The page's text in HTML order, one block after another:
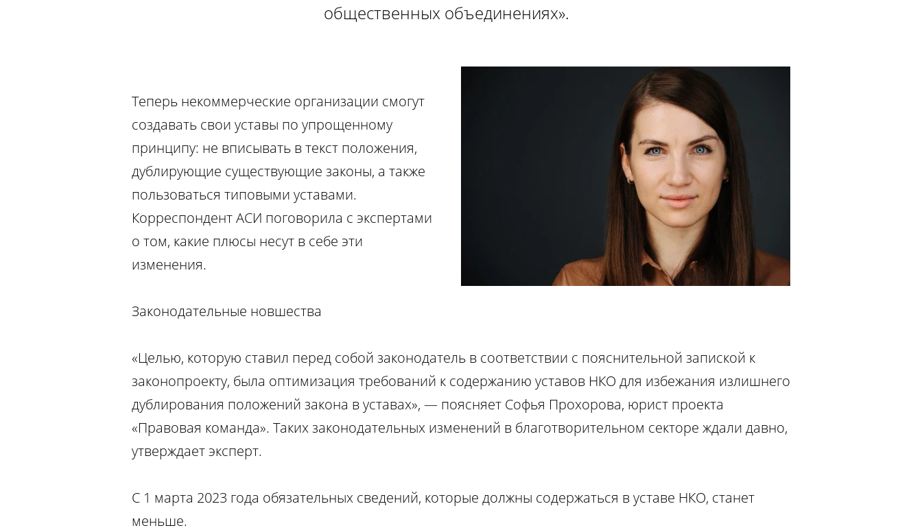
общественных объединениях».
Теперь некоммерческие организации смогут
создавать свои уставы по упрощенному
принципу: не вписывать в текст положения,
дублирующие существующие законы, а также
пользоваться типовыми уставами.
Корреспондент АСИ поговорила с экспертами
о том, какие плюсы несут в себе эти
изменения.
Законодательные новшества
«Целью, которую ставил перед собой законодатель в соответствии с пояснительной запиской к
законопроекту, была оптимизация требований к содержанию уставов НКО для избежания излишнего
дублирования положений закона в уставах», — поясняет Софья Прохорова, юрист проекта
«Правовая команда». Таких законодательных изменений в благотворительном секторе ждали давно,
утверждает эксперт.
С 1 марта 2023 года обязательных сведений, которые должны содержаться в уставе НКО, станет
меньше.